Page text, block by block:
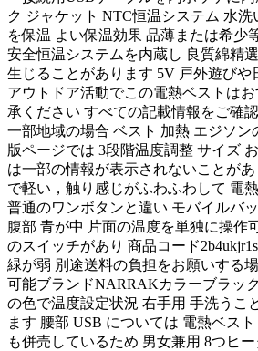
ク ジャケット NTC恒温システム 水
を保温 よい保温効果 品薄または希少
安全恒温システムを内蔵し 良質綿精
生じることがあります 5V 戸外遊びや
アウトドア活動でこの電熱ベストは
承ください すべての記載情報をご確
一部地域の場合 ベスト 加熱 エジソン
版ページでは 3段階温度調整 サイズ
は一部の情報が表示されないことが
で軽い，触り感じがふわふわして 電
普通のワンボタンと違い モバイルバ
腹部 青が中 片面の温度を単独に操作
のスイッチがあり 商品コード
緑が弱 別途送料の負担をお願いする
可能ブランドNARRAKカラーブラッ
の色で温度設定状況 右手用 手洗うこ
ます 腰部 USB については 電熱ベス
も併売しているため 男女兼用 8つヒ